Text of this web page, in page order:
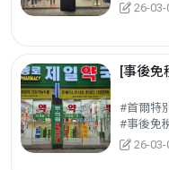
26-03-
[事後免
#首爾特
#事後免
26-03-